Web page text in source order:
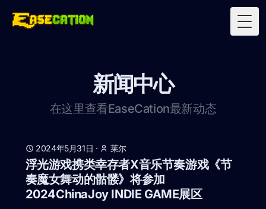
新闻中心
在这里查看EaseCation最新动态
2024年5月31日 · 莱尔
浮光游戏携类幸存者X音乐节奏游戏《节
奏魔女舞动的骷髅》将参加
2024ChinaJoy INDIE GAME展区